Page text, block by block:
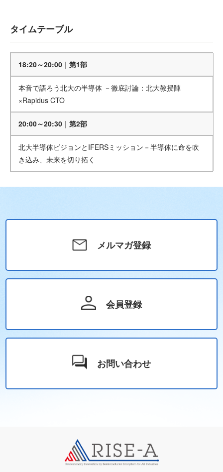
タイムテーブル
18:20～20:00｜第1部
本音で語ろう北大の半導体 －徹底討論：北大教授陣
×Rapidus CTO
20:00～20:30｜第2部
北大半導体ビジョンとIFERSミッション－半導体に命を吹
き込み、未来を切り拓く
メルマガ登録
会員登録
お問い合わせ